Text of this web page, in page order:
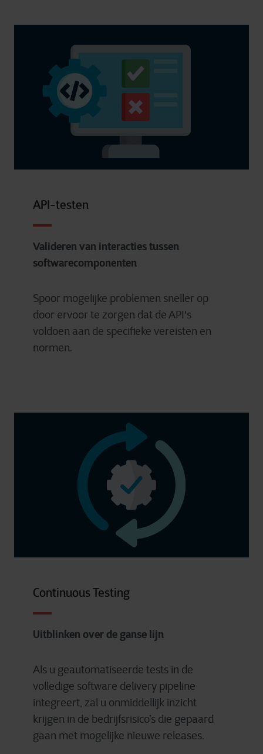
API-testen
Valideren van interacties tussen
softwarecomponenten
Spoor mogelijke problemen sneller op
door ervoor te zorgen dat de API's
voldoen aan de specifieke vereisten en
normen.
Continuous Testing
Uitblinken over de ganse lijn
Als u geautomatiseerde tests in de
volledige software delivery pipeline
integreert, zal u onmiddellijk inzicht
krijgen in de bedrijfsrisico’s die gepaard
gaan met mogelijke nieuwe releases.